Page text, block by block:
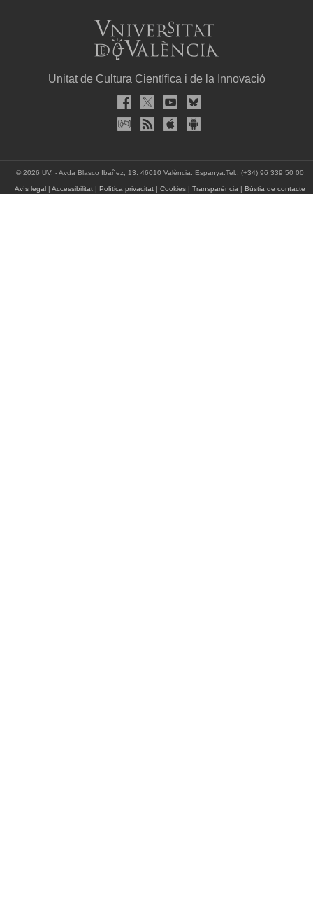
Unitat de Cultura Científica i de la Innovació
© 2026 UV. - Avda Blasco Ibañez, 13. 46010 València. Espanya.Tel.: (+34) 96 339 50 00
Avís legal Accessibilitat| Política privacitat| Cookies| Transparència| Bústia de contacte